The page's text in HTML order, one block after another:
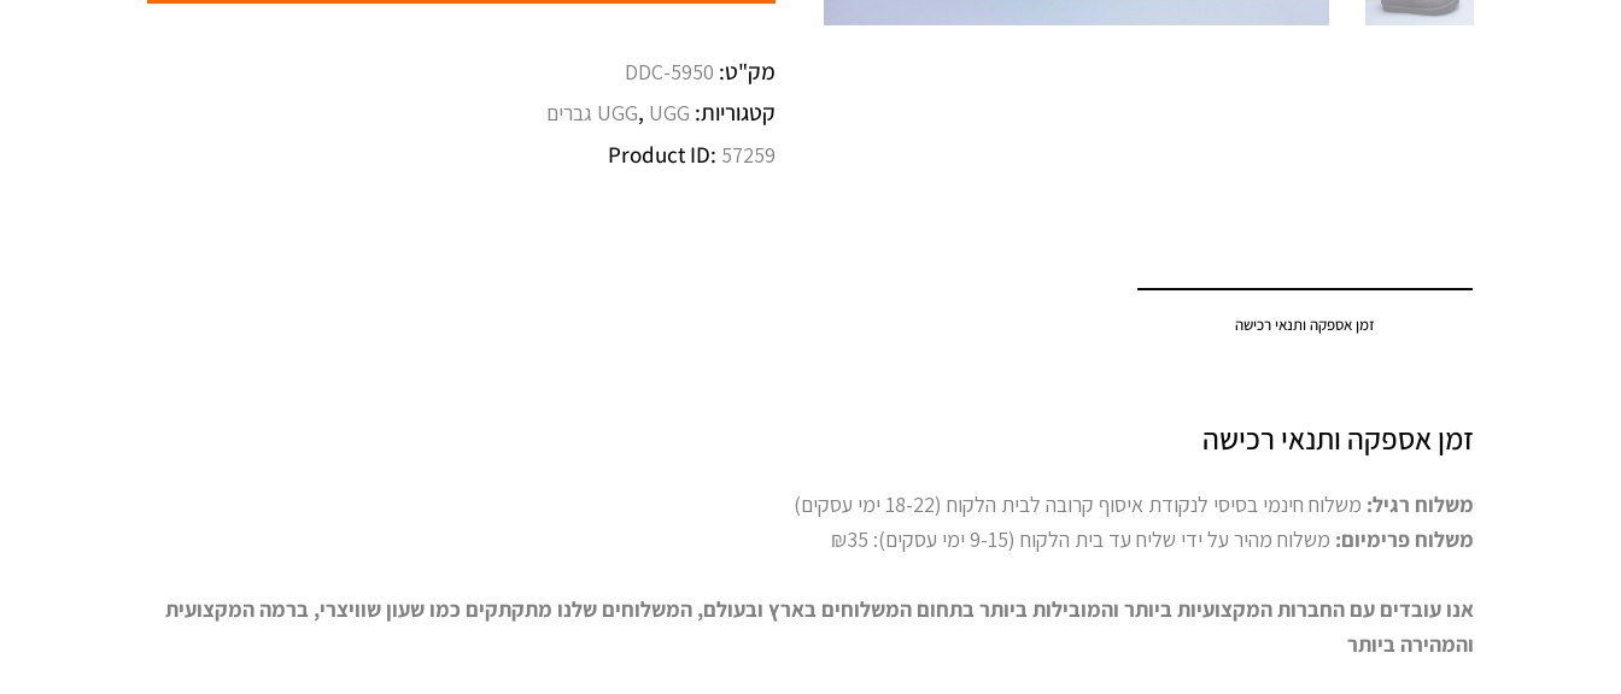
מק"ט: 5950-DDC
קטגוריות: UGG, UGG גברים
Product ID: 57259
זמן אספקה ותנאי רכישה
זמן אספקה ותנאי רכישה
משלוח רגיל: משלוח חינמי בסיסי לנקודת איסוף קרובה לבית הלקוח (18-22 ימי עסקים)
משלוח פרימיום: משלוח מהיר על ידי שליח עד בית הלקוח (9-15 ימי עסקים): ₪35
אנו עובדים עם החברות המקצועיות ביותר והמובילות ביותר בתחום המשלוחים בארץ ובעולם, המשלוחים שלנו מתקתקים כמו שעון שוויצרי, ברמה המקצועית
והמהירה ביותר